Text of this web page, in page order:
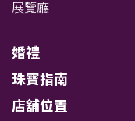
展覽廳
婚禮
珠寶指南
店舖位置